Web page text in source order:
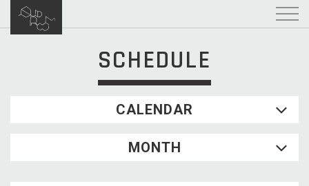
SCHEDULE
CALENDAR
WED
MONTH